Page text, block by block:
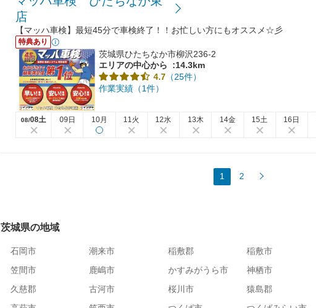
店
【マッハ車検】最短45分で車検終了！！お忙しい方にもオススメ☆彡
特典あり
茨城県ひたちなか市柳沢236-2
エリアの中心から
:14.3km
4.7 （25件）
作業実績（1件）
08/08土 09日 10月 11火 12水 13木 14金 15土 16日
1 2
茨城県の地域
石岡市 潮来市 稲敷郡 稲敷市
笠間市
鹿嶋市 かすみがうら市 神栖市
久慈郡
古河市 桜川市 猿島郡